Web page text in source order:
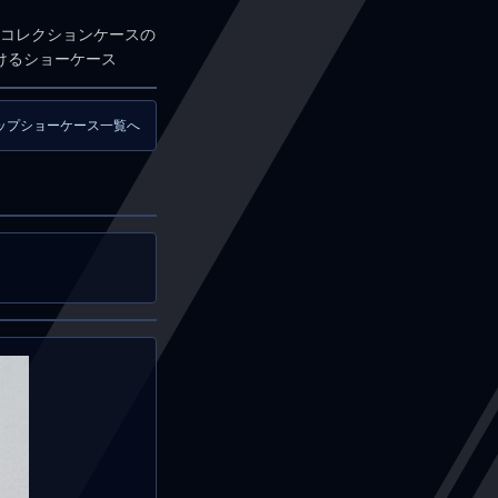
レクションケースの
るショーケース
ショーケース一覧へ